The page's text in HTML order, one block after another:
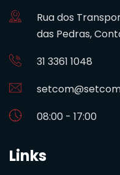
Rua dos
das Pedras,
31 3361 1048
08:00 - 17:00
Links